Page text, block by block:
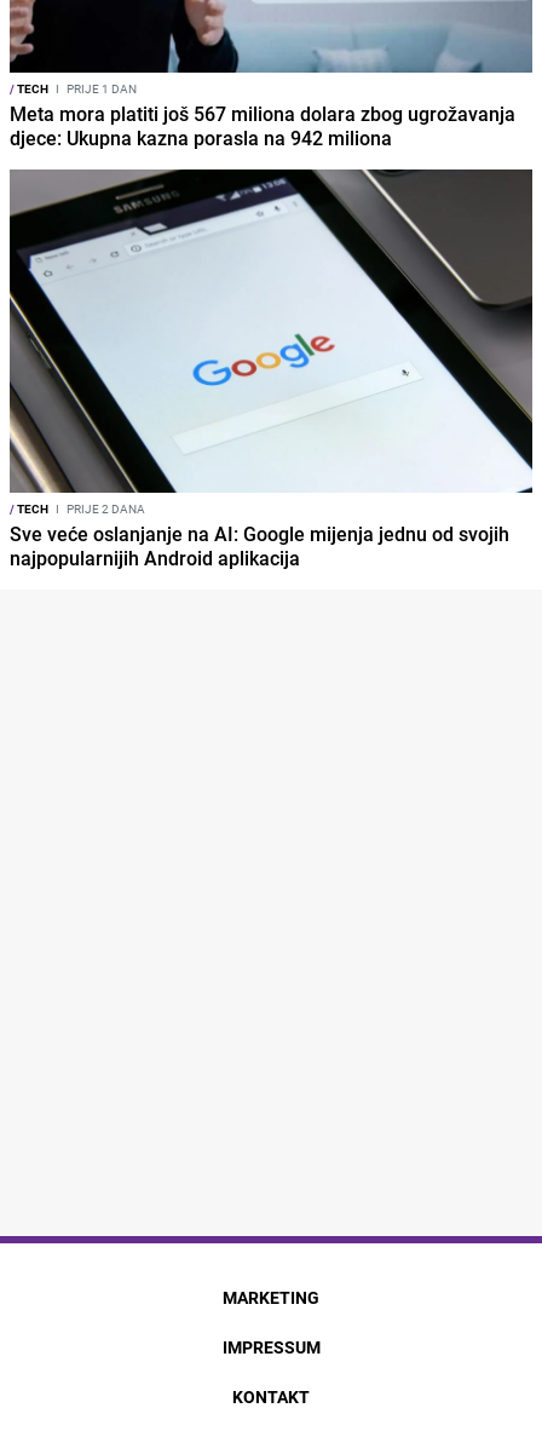
/TECH I PRIJE 1 DAN
Meta mora platiti još 567 miliona dolara zbog ugrožavanja
djece: Ukupna kazna porasla na 942 miliona
/TECH I PRIJE 2 DANA
Sve veće oslanjanje na AI: Google mijenja jednu od svojih
najpopularnijih Android aplikacija
MARKETING
IMPRESSUM
KONTAKT